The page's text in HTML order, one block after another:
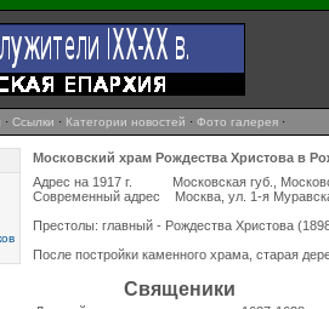
· Ссылки · Категории новостей · Фото галерея ·
Московский храм Рождества Христова в
Адрес на 1917 г. Московская губ.,
Современный адрес Москва, ул. 1-я
Престолы: главный - Рождества Христова
После постройки каменного храма, старая
Священики